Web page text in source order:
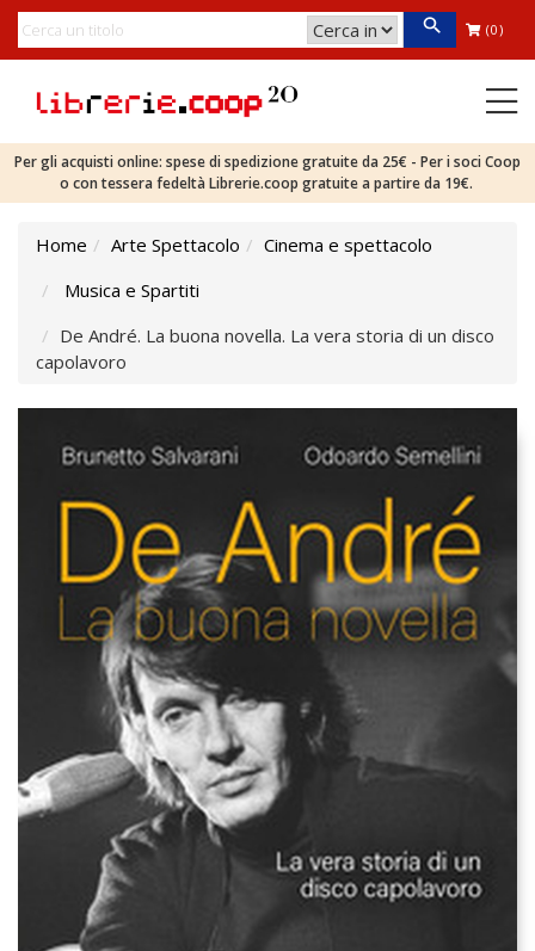
(0)
Per gli acquisti online: spese di spedizione gratuite da 25€ - Per i soci Coop
o con tessera fedeltà Librerie.coop gratuite a partire da 19€.
Home Arte Spettacolo
Cinema e spettacolo
Musica e Spartiti
De André. La buona novella. La vera storia di un disco
capolavoro